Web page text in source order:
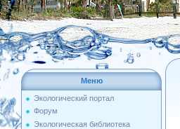
Меню
Экологический портал
Форум
Экологическая библиотека